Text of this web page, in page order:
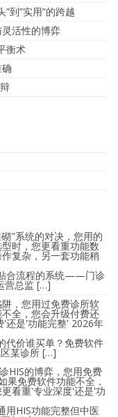
到”实用”的跨越
活性的博弈
衡术
"系统的对决，您用的
时，您更看重功能数
复杂，另一套功能稍
合流程的系统——门诊
营总监 […]
，您用过免费诊所软
全，您会升级付费还
'还是'功能完整' 2026年
代价谁买单？免费软件
某诊所 […]
HIS的博弈，您用免费
果免费软件功能不全，
看重'专业深度'还是'功
用HIS功能完整但中医